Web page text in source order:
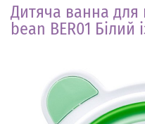
Дитяча ванна
bean BER01 Білий